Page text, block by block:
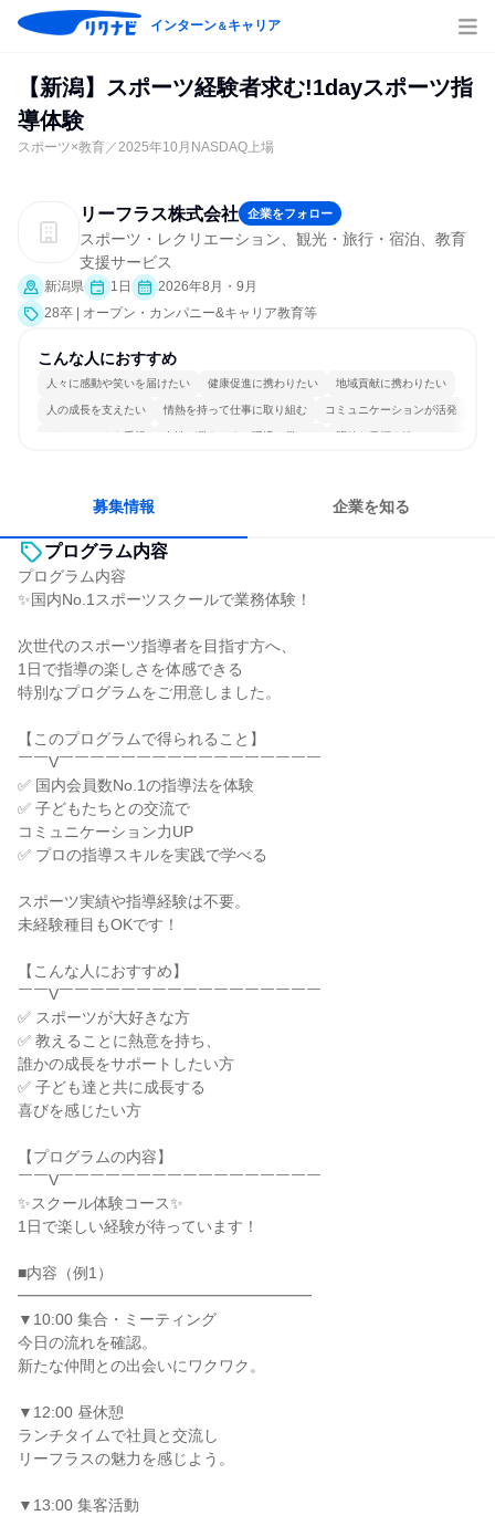
インターン＆キャリア
【新潟】スポーツ経験者求む!1dayスポーツ指
導体験
スポーツ×教育／2025年10月NASDAQ上場
リーフラス株式会社 企業をフォロー
スポーツ・レクリエーション、観光・旅行・宿泊、教育
支援サービス
新潟県 1日
2026年8月・9月
28卒 | オープン・カンパニー&キャリア教育等
こんな人におすすめ
人々に感動や笑いを届けたい 健康促進に携わりたい 地域貢献に携わりたい
人の成長を支えたい 情熱を持って仕事に取り組む コミュニケーションが活発
チームワークを重視 女性が働きやすい環境で働ける 明確な目標を追いかける
募集情報 企業を知る
プログラム内容
プログラム内容
✨国内No.1スポーツスクールで業務体験！
次世代のスポーツ指導者を目指す方へ、
1日で指導の楽しさを体感できる
特別なプログラムをご用意しました。
【このプログラムで得られること】
￣￣V￣￣￣￣￣￣￣￣￣￣￣￣￣￣￣￣￣
✅ 国内会員数No.1の指導法を体験
✅ 子どもたちとの交流で
コミュニケーション力UP
✅ プロの指導スキルを実践で学べる
スポーツ実績や指導経験は不要。
未経験種目もOKです！
【こんな人におすすめ】
￣￣V￣￣￣￣￣￣￣￣￣￣￣￣￣￣￣￣￣
✅ スポーツが大好きな方
✅ 教えることに熱意を持ち、
誰かの成長をサポートしたい方
✅ 子ども達と共に成長する
喜びを感じたい方
【プログラムの内容】
￣￣V￣￣￣￣￣￣￣￣￣￣￣￣￣￣￣￣￣
✨スクール体験コース✨
1日で楽しい経験が待っています！
■内容（例1）
━━━━━━━━━━━━━━━━━━━
▼10:00 集合・ミーティング
今日の流れを確認。
新たな仲間との出会いにワクワク。
▼12:00 昼休憩
ランチタイムで社員と交流し
リーフラスの魅力を感じよう。
▼13:00 集客活動